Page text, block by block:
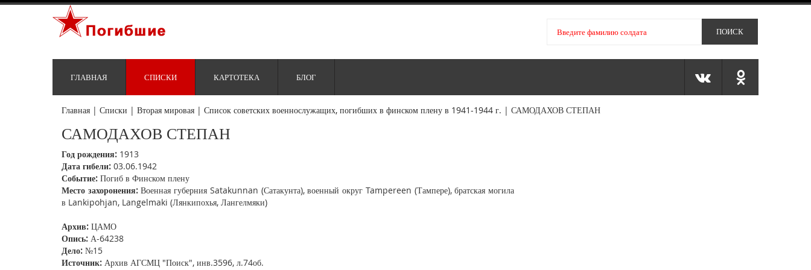
ГЛАВНАЯ СПИСКИ КАРТОТЕКА БЛОГ
Главная | Списки | Вторая мировая | Список советских военнослужащих, погибших в финском плену в 1941-1944 г. | САМОДАХОВ СТЕПАН
САМОДАХОВ СТЕПАН
Год рождения: 1913
Дата гибели: 03.06.1942
Событие: Погиб в Финском плену
Место захоронения:Военная губерния Satakunnan (Сатакунта), военный округ Tampereen (Тампере), братская могила
в Lankipohjan, Langelmaki (Лянкипохья, Лангелмяки)
Архив: ЦАМО
Опись: А-64238
Дело: №15
Источник: Архив АГСМЦ "Поиск", инв.3596, л.74об.